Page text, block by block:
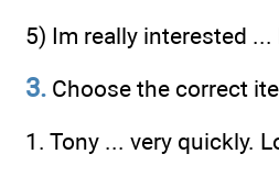
5) Im really interested ...
3. Choose the correct
1. Tony ... very quickly.